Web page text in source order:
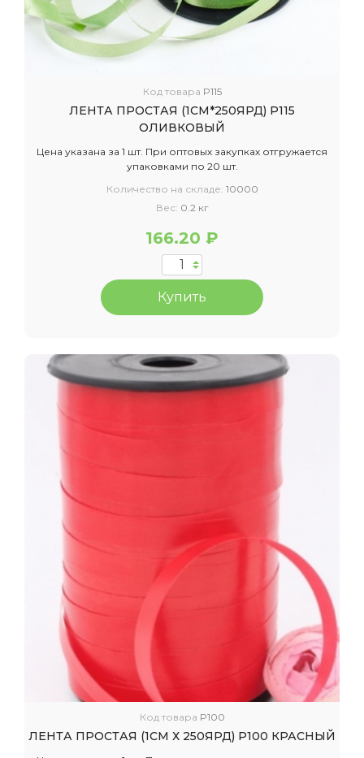
Код товара P115
ЛЕНТА ПРОСТАЯ (1СМ*250ЯРД) P115
ОЛИВКОВЫЙ
Цена указана за 1 шт. При оптовых закупках отгружается
упаковками по 20 шт.
Количество на складе: 10000
Вес: 0.2 кг
166.20 ₽
Купить
Код товара P100
ЛЕНТА ПРОСТАЯ (1СМ Х 250ЯРД) P100 КРАСНЫЙ